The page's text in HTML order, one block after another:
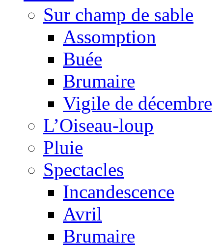
Sur champ de sable
Assomption
Buée
Brumaire
Vigile de décembre
L’Oiseau-loup
Pluie
Spectacles
Incandescence
Avril
Brumaire